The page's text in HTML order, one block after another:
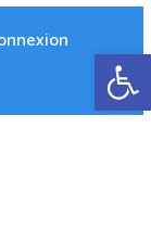
Ouvrir